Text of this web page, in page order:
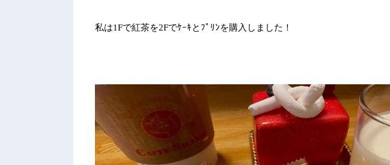
私は1Fで紅茶を2Fでｹｰｷとﾌﾟﾘﾝを購入しました！